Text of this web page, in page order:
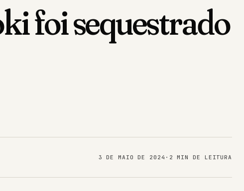
foi sequestrado
3 DE MAIO DE 2024 · 2 MIN DE LEITURA